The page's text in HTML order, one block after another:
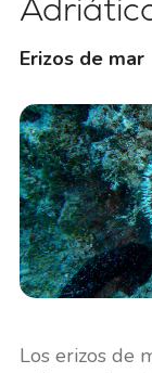
Erizos de mar
Los erizos de